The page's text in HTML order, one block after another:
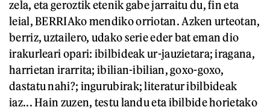
zela, eta geroztik etenik gabe jarraitu du, fin eta
leial, BERRIAko mendiko orriotan. Azken urteotan,
berriz, uztailero, udako serie eder bat eman dio
irakurleari opari: ibilbideak ur-jauzietara; iragana,
harrietan irarrita; ibilian-ibilian, goxo-goxo,
dastatu nahi?; ingurubirak; literatur ibilbideak
iaz... Hain zuzen, testu landu eta ibilbide horietako